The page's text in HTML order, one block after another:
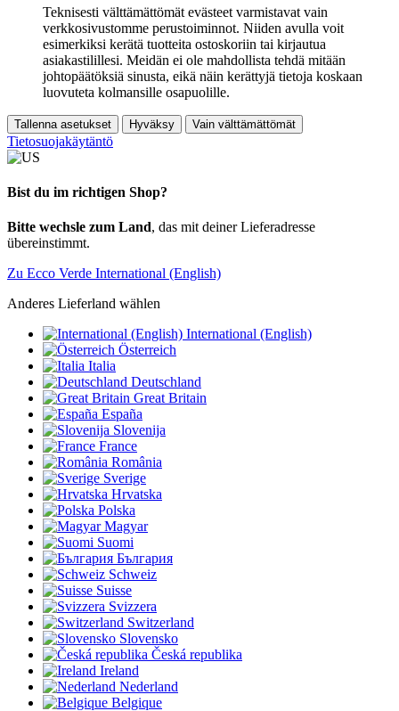
Teknisesti välttämättömät evästeet varmistavat vain
verkkosivustomme perustoiminnot. Niiden avulla voit
esimerkiksi kerätä tuotteita ostoskoriin tai kirjautua
asiakastilillesi. Meidän ei ole mahdollista tehdä mitään
johtopäätöksiä sinusta, eikä näin kerättyjä tietoja koskaan
luovuteta kolmansille osapuolille.
Tallenna asetukset Hyväksy Vain välttämättömät
Tietosuojakäytäntö
Bist du im richtigen Shop?
Bitte wechsle zum Land, das mit deiner Lieferadresse
übereinstimmt.
Zu Ecco Verde International (English)
Anderes Lieferland wählen
International (English)
Österreich
Italia
Deutschland
Great Britain
España
Slovenija
France
România
Sverige
Hrvatska
Polska
Magyar
Suomi
България
Schweiz
Suisse
Svizzera
Switzerland
Slovensko
Česká republika
Ireland
Nederland
Belgique